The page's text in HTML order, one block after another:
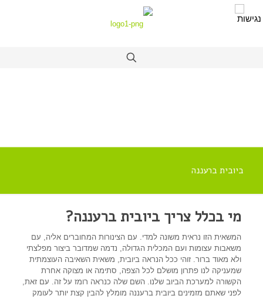
ביובית ברעננה
מי בכלל צריך ביובית ברעננה?
המשאית הזו נראית משונה למדי. עם הצינורות המחוברים אליה, עם
משאבות עצומות ועם המכלית הגדולה, נדמה שמדובר ביצור מפלצתי
ולא מאוד ברור. זוהי ככל הנראה ביובית, משאית השאיבה העוצמתית
שמעניקה לנו פתרון מושלם לכל הצפה, סתימה או מצוקה אחרת
הקשורה למערכת הביוב שלנו. השם שלה כנראה רומז על זה. עם זאת,
לפני שאתם מזמינים ביובית ברעננה מומלץ להבין קצת יותר לעומק